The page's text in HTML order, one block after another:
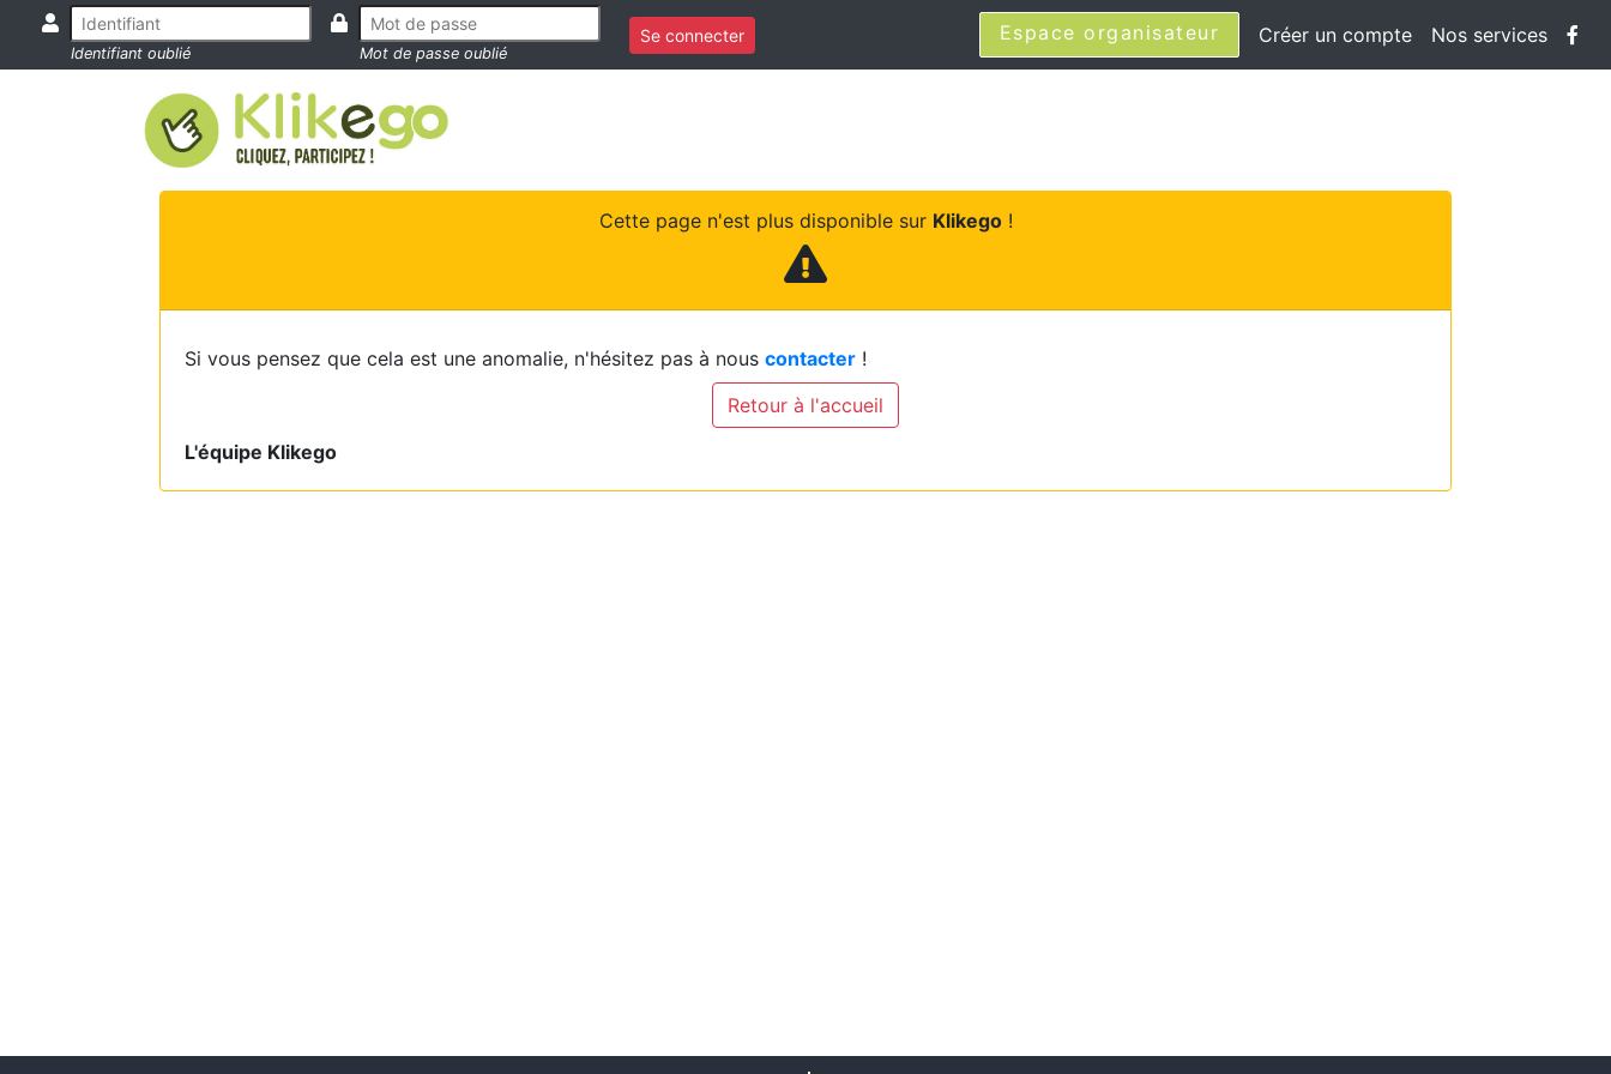
Identifiant oublié Mot de passe oublié
Se connecter Espace organisateur Créer un compte Nos services
Cette page n'est plus disponible sur Klikego!
Si vous pensez que cela est une anomalie, n'hésitez pas à nous contacter !
Retour à l'accueil
L'équipe Klikego